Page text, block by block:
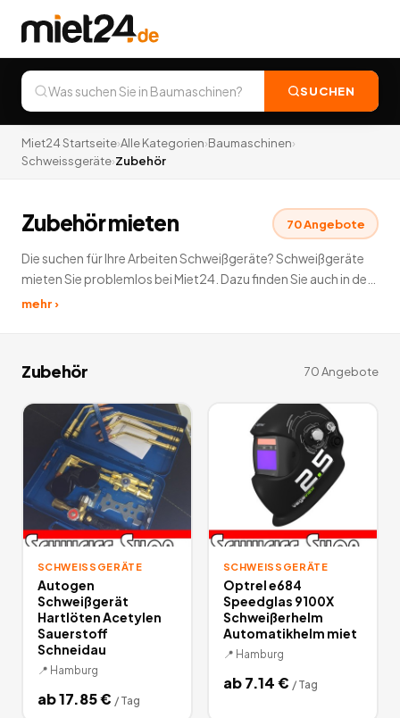
SUCHEN
Miet24 Startseite›Alle Kategorien›Baumaschinen›
Schweissgeräte›Zubehör
Zubehör mieten 70Angebote
Die suchen für Ihre Arbeiten Schweißgeräte? Schweißgeräte
mieten Sie problemlos bei Miet24. Dazu finden Sie auch in den
sämtlichen Unterkategorien der Schweißgeräte zur
mehr ›
Zubehör 70Angebote
SCHWEISSGERÄTE
Autogen
Schweißgerät
Hartlöten Acetylen
Sauerstoff
Schneidau
📍 Hamburg
ab17.85€ / Tag
SCHWEISSGERÄTE
Optrel e684
Speedglas 9100X
Schweißerhelm
Automatikhelm miet
📍 Hamburg
ab7.14€ / Tag